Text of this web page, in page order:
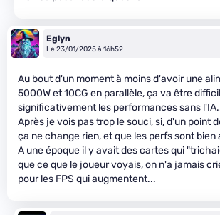
Eglyn
Le 23/01/2025 à 16h52
Au bout d'un moment à moins d'avoir une
5000W et 10CG en parallèle, ça va être
significativement les performances sans
Après je vois pas trop le souci, si, d'un point
ça ne change rien, et que les perfs sont bien
A une époque il y avait des cartes qui
que ce que le joueur voyais, on n'a jamais
pour les FPS qui augmentent...